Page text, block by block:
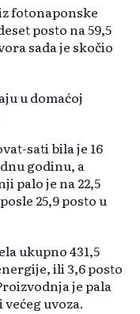
fotonaponske
posto na 59,5
sada je skočio
u domaćoj
sati bila je 16
godinu, a
palo je na 22,5
25,9 posto u
ukupno 431,5
ili 3,6 posto
je pala
uvoza.